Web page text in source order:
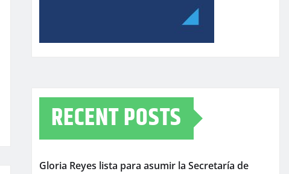
RECENT POSTS
Gloria Reyes lista para asumir la Secretaría de